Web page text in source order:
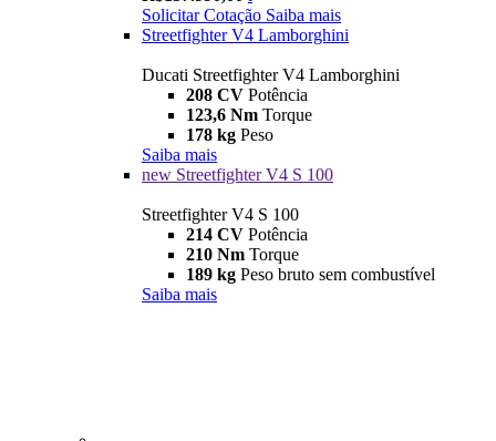
Solicitar Cotação Saiba mais
Streetfighter V4 Lamborghini
Ducati Streetfighter V4 Lamborghini
208 CV Potência
123,6 Nm Torque
178 kg Peso
Saiba mais
new Streetfighter V4 S 100
Streetfighter V4 S 100
214 CV Potência
210 Nm Torque
189 kg Peso bruto sem combustível
Saiba mais